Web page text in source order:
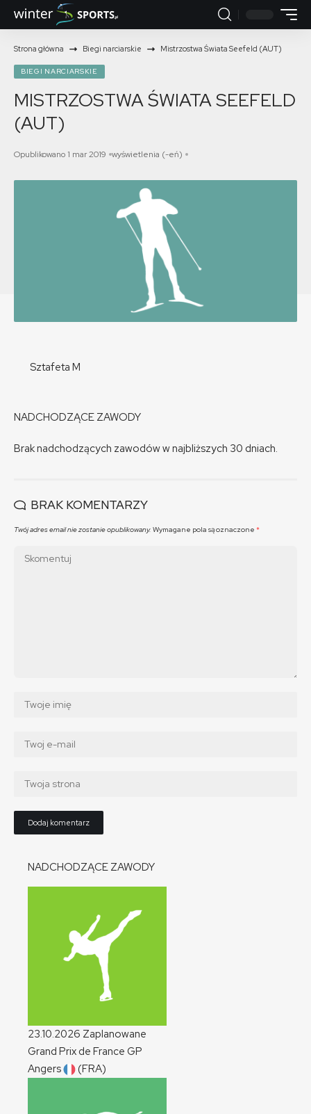
Strona główna Biegi narciarskie Mistrzostwa Świata Seefeld (AUT)
BIEGI NARCIARSKIE
MISTRZOSTWA ŚWIATA SEEFELD
(AUT)
Opublikowano 1 mar 2019 wyświetlenia (-eń)
Sztafeta M
NADCHODZĄCE ZAWODY
Brak nadchodzących zawodów w najbliższych 30 dniach.
BRAK KOMENTARZY
Twój adres email nie zostanie opublikowany. Wymagane pola są oznaczone *
NADCHODZĄCE ZAWODY
23.10.2026 Zaplanowane
Grand Prix de France GP
Angers
(FRA)